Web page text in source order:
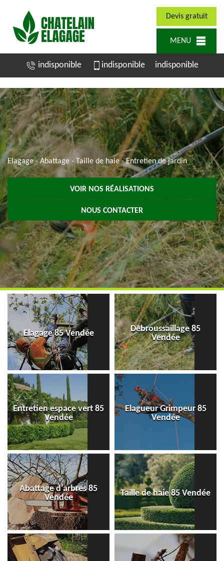
Devis gratuit
MENU
indisponible indisponible indisponible
Elagage - Abattage - Taille de haie - Entretien de jardin
VOIR NOS RÉALISATIONS
NOUS CONTACTER
Elagage 85 Vendée
Debroussaillage 85
Vendée
Entretien espace vert 85
Vendée
Elagueur Grimpeur 85
Vendée
Abattage d'arbres 85
Vendée
Taille de haie 85 Vendée